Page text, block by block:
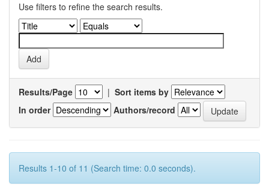
Use filters to refine the search results.
Results/Page | Sort items by
In order
Authors/record
Results 1-10 of 11 (Search time: 0.0 seconds).